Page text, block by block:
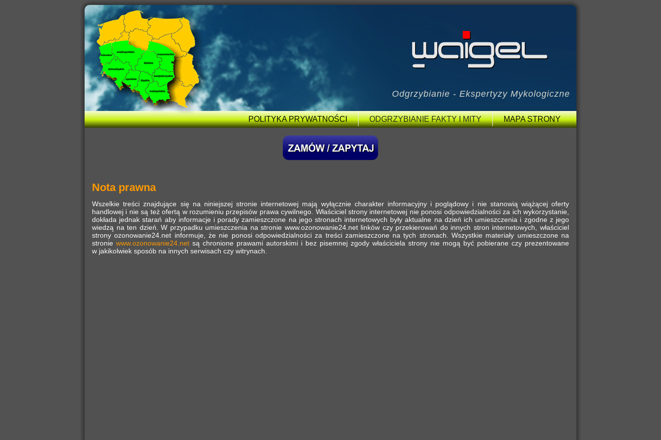
Odgrzybianie - Ekspertyzy Mykologiczne
POLITYKA PRYWATNOŚCI ODGRZYBIANIE FAKTY I MITY MAPA STRONY
Nota prawna
Wszelkie treści znajdujące się na niniejszej stronie internetowej mają wyłącznie charakter informacyjny i poglądowy i nie stanowią wiążącej oferty
handlowej i nie są też ofertą w rozumieniu przepisów prawa cywilnego. Właściciel strony internetowej nie ponosi odpowiedzialności za ich wykorzystanie,
dokłada jednak starań aby informacje i porady zamieszczone na jego stronach internetowych były aktualne na dzień ich umieszczenia i zgodne z jego
wiedzą na ten dzień. W przypadku umieszczenia na stronie www.ozonowanie24.net linków czy przekierowań do innych stron internetowych, właściciel
strony ozonowanie24.net informuje, że nie ponosi odpowiedzialności za treści zamieszczone na tych stronach. Wszystkie materiały umieszczone na
stronie www.ozonowanie24.net są chronione prawami autorskimi i bez pisemnej zgody właściciela strony nie mogą być pobierane czy prezentowane
w jakikolwiek sposób na innych serwisach czy witrynach.